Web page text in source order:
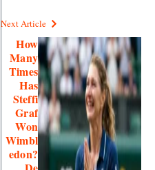
Next Article
How
Many
Times
Has
Steffi
Graf
Won
Wimbl
edon?